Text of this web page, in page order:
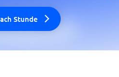
Stunde